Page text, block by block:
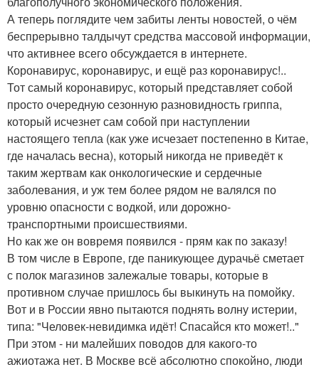
А теперь поглядите чем забиты ленты новостей, о чём
беспрерывно талдычут средства массовой информации,
что активнее всего обсуждается в интернете.
Коронавирус, коронавирус, и ещё раз коронавирус!..
Тот самый коронавирус, который представляет собой
просто очередную сезонную разновидность гриппа,
который исчезнет сам собой при наступлении
настоящего тепла (как уже исчезает постепенно в Китае,
где началась весна), который никогда не приведёт к
таким жертвам как онкологические и сердечные
заболевания, и уж тем более рядом не валялся по
уровню опасности с водкой, или дорожно-
транспортными происшествиями.
Но как же он вовремя появился - прям как по заказу!
В том числе в Европе, где паникующее дурачьё сметает
с полок магазинов залежалые товары, которые в
противном случае пришлось бы выкинуть на помойку.
Вот и в России явно пытаются поднять волну истерии,
типа: "Человек-невидимка идёт! Спасайся кто может!.."
При этом - ни малейших поводов для какого-то
ажиотажа нет. В Москве всё абсолютно спокойно, люди